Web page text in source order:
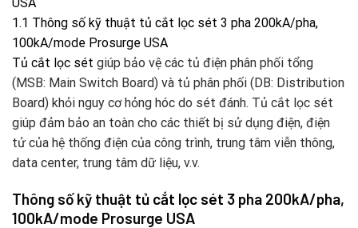
1.1 Thông số kỹ thuật tủ cắt lọc sét 3 pha 200kA/pha,
100kA/mode Prosurge USA
Tủ cắt lọc sét giúp bảo vệ các tủ điện phân phối tổng
(MSB: Main Switch Board) và tủ phân phối (DB: Distribution
Board) khỏi nguy cơ hỏng hóc do sét đánh. Tủ cắt lọc sét
giúp đảm bảo an toàn cho các thiết bị sử dụng điện, điện
tử của hệ thống điện của công trình, trung tâm viễn thông,
data center, trung tâm dữ liệu, v.v.
Thông số kỹ thuật tủ cắt lọc sét 3 pha 200kA/pha,
100kA/mode Prosurge USA